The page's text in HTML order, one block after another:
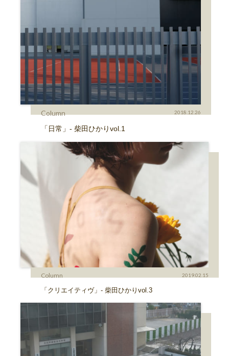
Column 2018.12.26
「日常」- 柴田ひかりvol.1
Column 2019.02.15
「クリエイティヴ」- 柴田ひかりvol.3